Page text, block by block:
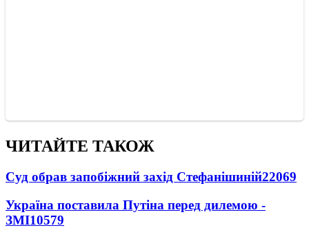
ЧИТАЙТЕ ТАКОЖ
Суд обрав запобіжний захід Стефанішиній22069
Україна поставила Путіна перед дилемою -
ЗМІ10579